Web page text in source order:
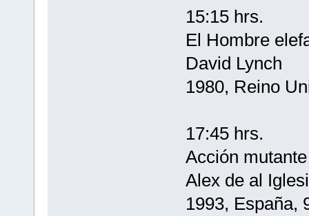
15:15 hrs.
El Hombre
David Lynch
1980, Reino
17:45 hrs.
Acción mutante
Alex de al
1993, España,